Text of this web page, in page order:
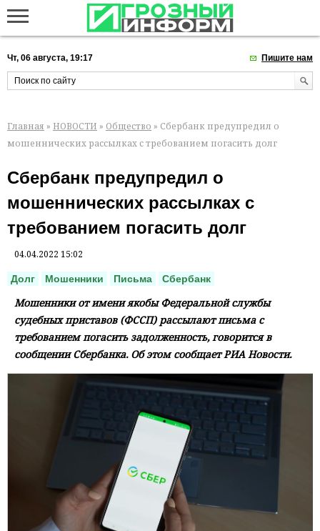
Чт, 06 августа, 19:17 Пишите нам
Главная » НОВОСТИ » Общество » Сбербанк предупредил о
мошеннических рассылках с требованием погасить долг
Сбербанк предупредил о
мошеннических рассылках с
требованием погасить долг
04.04.2022 15:02
Долг Мошенники Письма Сбербанк
Мошенники от имени якобы Федеральной службы
судебных приставов (ФССП) рассылают письма с
требованием погасить задолженность, говорится в
сообщении Сбербанка. Об этом сообщает РИА Новости.